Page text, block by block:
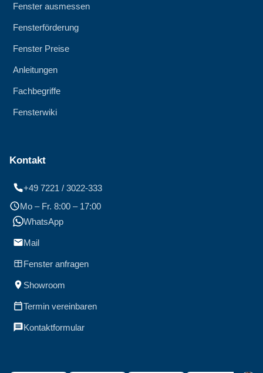
Fenster ausmessen
Fensterförderung
Fenster Preise
Anleitungen
Fachbegriffe
Fensterwiki
Kontakt
+49 7221 / 3022-333
Mo – Fr. 8:00 – 17:00
WhatsApp
Mail
Fenster anfragen
Showroom
Termin vereinbaren
Kontaktformular